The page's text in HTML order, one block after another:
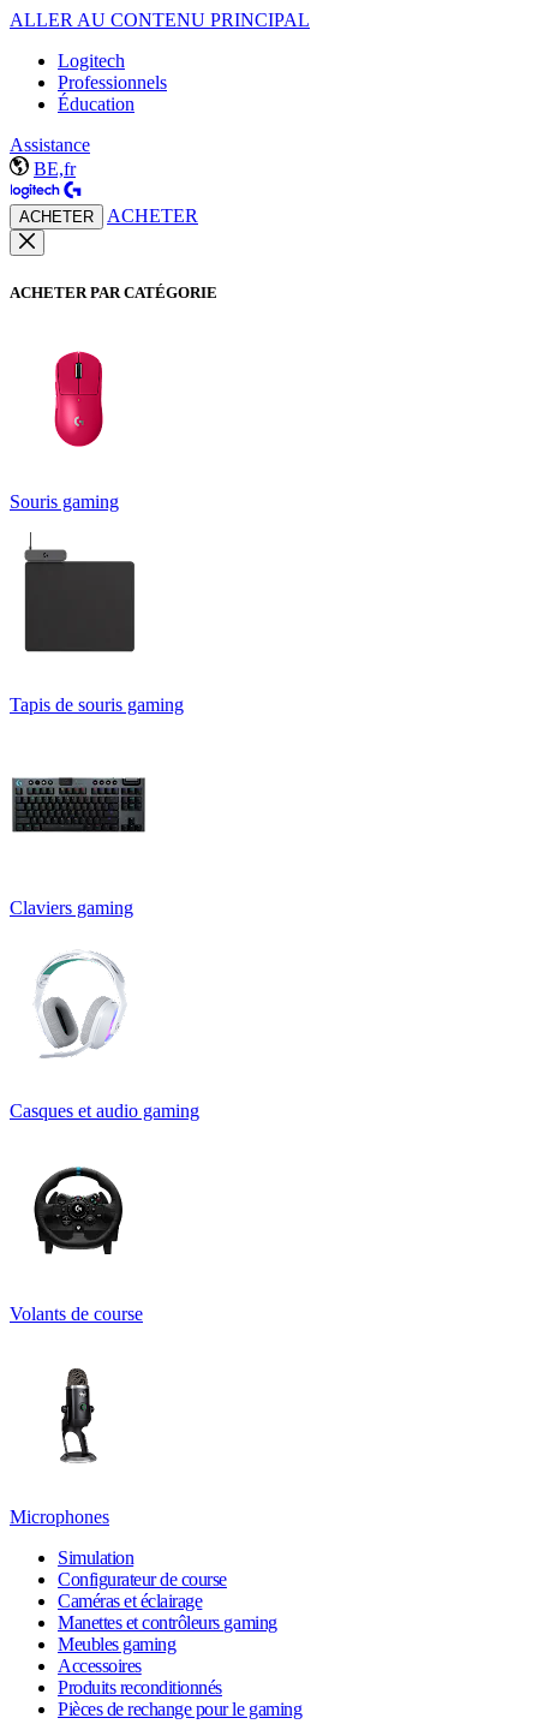
ALLER AU CONTENU PRINCIPAL
Logitech
Professionnels
Éducation
Assistance
BE,fr
ACHETER ACHETER
ACHETER PAR CATÉGORIE
Souris gaming
Tapis de souris gaming
Claviers gaming
Casques et audio gaming
Volants de course
Microphones
Simulation
Configurateur de course
Caméras et éclairage
Manettes et contrôleurs gaming
Meubles gaming
Accessoires
Produits reconditionnés
Pièces de rechange pour le gaming